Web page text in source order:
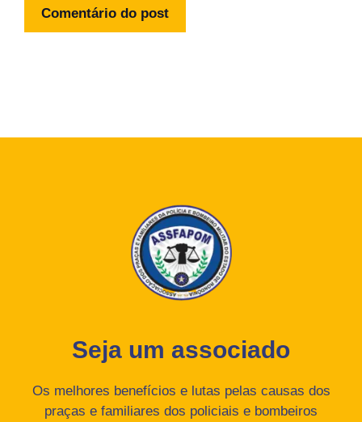
Seja um associado
Os melhores benefícios e lutas pelas causas dos
praças e familiares dos policiais e bombeiros